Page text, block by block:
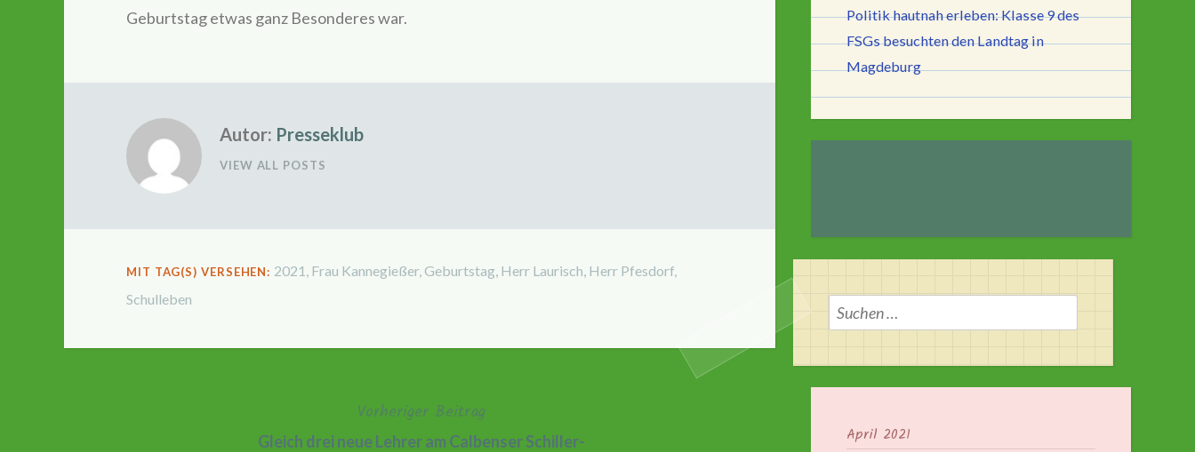
Geburtstag etwas ganz Besonderes war.
Autor: Presseklub
VIEW ALL POSTS
MIT TAG(S) VERSEHEN: 2021 Frau Kannegießer, Geburtstag Herr Laurisch Herr Pfesdorf
Schulleben
Vorheriger Beitrag
Gleich drei neue Lehrer am Calbenser Schiller-
Politik hautnah erleben: Klasse 9 des
FSGs besuchten den Landtag in
Magdeburg
Suchen
nach:
April 2021